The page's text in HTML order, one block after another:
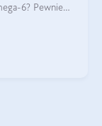
6? Pewnie